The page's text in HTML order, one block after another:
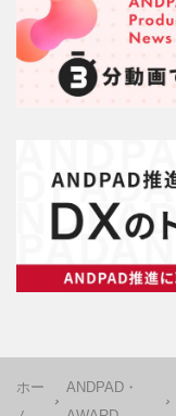
ホー
ANDPAD・